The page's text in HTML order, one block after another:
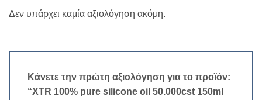
Δεν υπάρχει καμία αξιολόγηση ακόμη.
Κάνετε την πρώτη αξιολόγηση για το προϊόν:
“XTR 100% pure silicone oil 50.000cst 150ml